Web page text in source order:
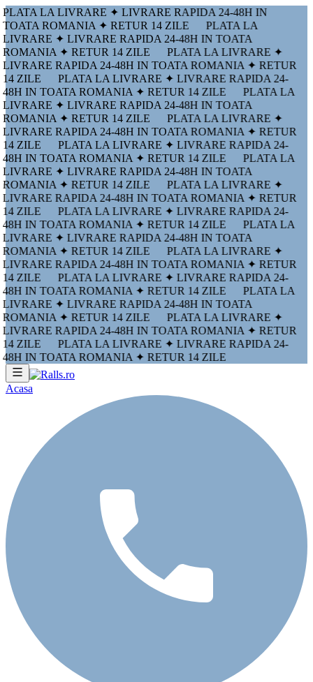
PLATA LA LIVRARE ✦ LIVRARE RAPIDA 24-48H IN
TOATA ROMANIA ✦ RETUR 14 ZILE
PLATA LA
LIVRARE ✦ LIVRARE RAPIDA 24-48H IN TOATA
ROMANIA ✦ RETUR 14 ZILE
PLATA LA LIVRARE ✦
LIVRARE RAPIDA 24-48H IN TOATA ROMANIA ✦ RETUR
14 ZILE
PLATA LA LIVRARE ✦ LIVRARE RAPIDA 24-
48H IN TOATA ROMANIA ✦ RETUR 14 ZILE
PLATA LA
LIVRARE ✦ LIVRARE RAPIDA 24-48H IN TOATA
ROMANIA ✦ RETUR 14 ZILE
PLATA LA LIVRARE ✦
LIVRARE RAPIDA 24-48H IN TOATA ROMANIA ✦ RETUR
14 ZILE
PLATA LA LIVRARE ✦ LIVRARE RAPIDA 24-
48H IN TOATA ROMANIA ✦ RETUR 14 ZILE
PLATA LA
LIVRARE ✦ LIVRARE RAPIDA 24-48H IN TOATA
ROMANIA ✦ RETUR 14 ZILE
PLATA LA LIVRARE ✦
LIVRARE RAPIDA 24-48H IN TOATA ROMANIA ✦ RETUR
14 ZILE
PLATA LA LIVRARE ✦ LIVRARE RAPIDA 24-
48H IN TOATA ROMANIA ✦ RETUR 14 ZILE
PLATA LA
LIVRARE ✦ LIVRARE RAPIDA 24-48H IN TOATA
ROMANIA ✦ RETUR 14 ZILE
PLATA LA LIVRARE ✦
LIVRARE RAPIDA 24-48H IN TOATA ROMANIA ✦ RETUR
14 ZILE
PLATA LA LIVRARE ✦ LIVRARE RAPIDA 24-
48H IN TOATA ROMANIA ✦ RETUR 14 ZILE
PLATA LA
LIVRARE ✦ LIVRARE RAPIDA 24-48H IN TOATA
ROMANIA ✦ RETUR 14 ZILE
PLATA LA LIVRARE ✦
LIVRARE RAPIDA 24-48H IN TOATA ROMANIA ✦ RETUR
14 ZILE
PLATA LA LIVRARE ✦ LIVRARE RAPIDA 24-
48H IN TOATA ROMANIA ✦ RETUR 14 ZILE
Acasa